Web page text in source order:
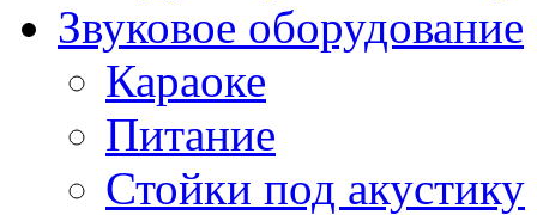
Звуковое оборудование
Караоке
Питание
Стойки под акустику